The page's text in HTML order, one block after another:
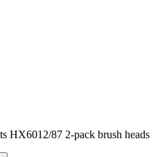
HX6012/87 2-pack brush heads